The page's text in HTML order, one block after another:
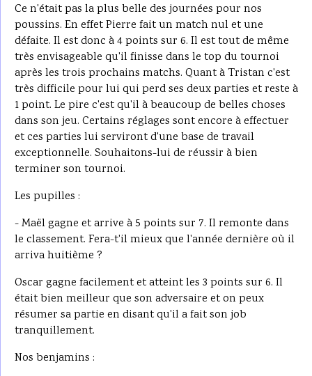
Ce n'était pas la plus belle des journées pour nos
poussins. En effet Pierre fait un match nul et une
défaite. Il est donc à 4 points sur 6. Il est tout de même
très envisageable qu'il finisse dans le top du tournoi
après les trois prochains matchs. Quant à Tristan c'est
très difficile pour lui qui perd ses deux parties et reste à
1 point. Le pire c'est qu'il à beaucoup de belles choses
dans son jeu. Certains réglages sont encore à effectuer
et ces parties lui serviront d'une base de travail
exceptionnelle. Souhaitons-lui de réussir à bien
terminer son tournoi.
Les pupilles :
- Maël gagne et arrive à 5 points sur 7. Il remonte dans
le classement. Fera-t'il mieux que l'année dernière où il
arriva huitième ?
Oscar gagne facilement et atteint les 3 points sur 6. Il
était bien meilleur que son adversaire et on peux
résumer sa partie en disant qu'il a fait son job
tranquillement.
Nos benjamins :